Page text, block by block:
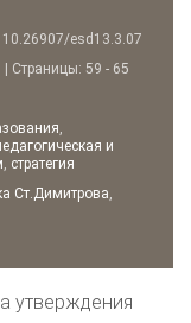
esd13.3.07
| Страницы: 59 - 65
,
и
, стратегия
Ст.Димитрова,
утверждения